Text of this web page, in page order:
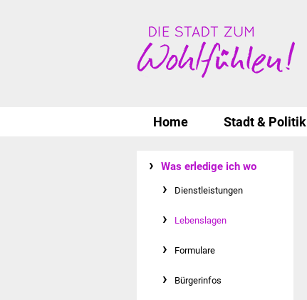
Home Stadt & Politik
Was erledige ich wo
Dienstleistungen
Lebenslagen
Formulare
Bürgerinfos